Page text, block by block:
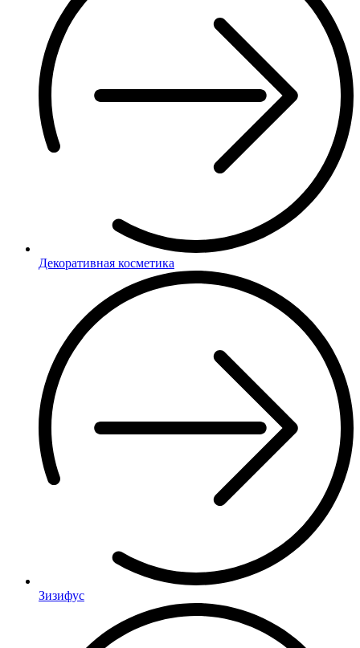
Декоративная косметика
Зизифус